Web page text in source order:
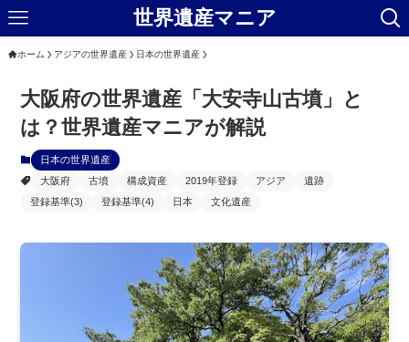
世界遺産マニア
ホーム アジアの世界遺産 日本の世界遺産
大阪府の世界遺産「大安寺山古墳」と
は？世界遺産マニアが解説
日本の世界遺産
大阪府
古墳 構成資産 2019年登録 アジア
遺跡
登録基準(3)
登録基準(4) 日本 文化遺産